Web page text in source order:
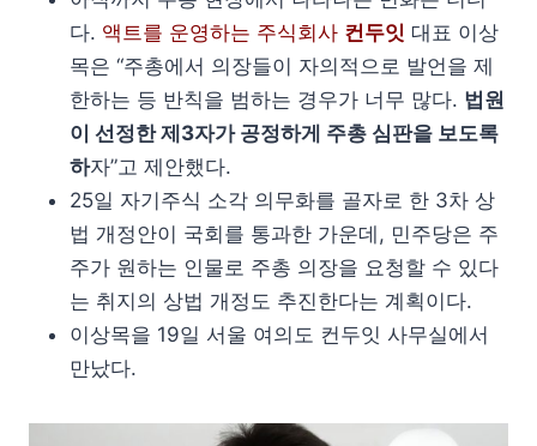
다. 액트를 운영하는 주식회사 컨두잇 대표 이상
목은 “주총에서 의장들이 자의적으로 발언을 제
한하는 등 반칙을 범하는 경우가 너무 많다. 법원
이 선정한 제3자가 공정하게 주총 심판을 보도록
하자”고 제안했다.
25일 자기주식 소각 의무화를 골자로 한 3차 상
법 개정안이 국회를 통과한 가운데, 민주당은 주
주가 원하는 인물로 주총 의장을 요청할 수 있다
는 취지의 상법 개정도 추진한다는 계획이다.
이상목을 19일 서울 여의도 컨두잇 사무실에서
만났다.